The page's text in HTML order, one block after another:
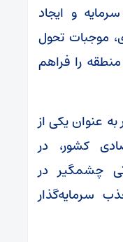
و ایجاد
موجبات تحول
را فراهم
به عنوان یکی از
کشور، در
چشمگیر در
سرمایه‌گذار